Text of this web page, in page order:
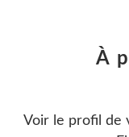
À
Voir le profil de